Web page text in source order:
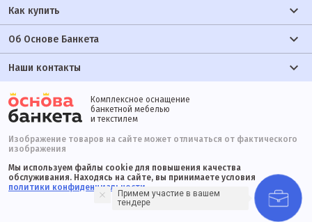
Как купить
Об Основе Банкета
Наши контакты
Комплексное оснащение
банкетной мебелью
и текстилем
Изображение товаров на сайте может отличаться от фактического
изображения
Мы используем файлы cookie для повышения качества
обслуживания. Находясь на сайте, вы принимаете условия
политики конфиденциальности
Примем участие в вашем
тендере